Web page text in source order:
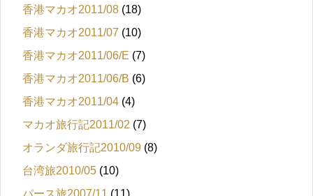
香港マカオ2011/08 (18)
香港マカオ2011/07 (10)
香港マカオ2011/06/E (7)
香港マカオ2011/06/B (6)
香港マカオ2011/04 (4)
マカオ旅行記2011/02 (7)
オランダ旅行記2010/09 (8)
台湾旅2010/05 (10)
パース旅2007/11 (11)